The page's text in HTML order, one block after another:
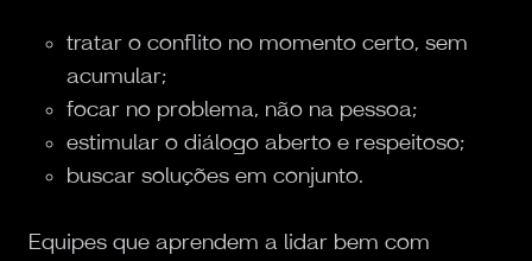
tratar o conflito no momento certo, sem
acumular;
focar no problema, não na pessoa;
estimular o diálogo aberto e respeitoso;
buscar soluções em conjunto.
Equipes que aprendem a lidar bem com